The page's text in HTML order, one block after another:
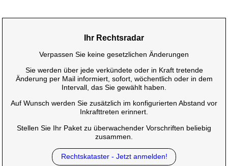
Ihr Rechtsradar
Verpassen Sie keine gesetzlichen Änderungen
Sie werden über jede verkündete oder in Kraft tretende
Änderung per Mail informiert, sofort, wöchentlich oder in dem
Intervall, das Sie gewählt haben.
Auf Wunsch werden Sie zusätzlich im konfigurierten Abstand vor
Inkrafttreten erinnert.
Stellen Sie Ihr Paket zu überwachender Vorschriften beliebig
zusammen.
Rechtskataster - Jetzt anmelden!